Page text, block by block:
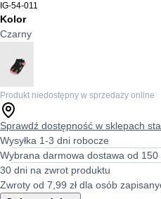
IG-54-011
Kolor
Czarny
Produkt niedostępny w sprzedaży online
Sprawdź dostępność w sklepach
Wysyłka 1-3 dni robocze
Wybrana darmowa dostawa od 150
30 dni na zwrot produktu
Zwroty od 7,99 zł dla osób